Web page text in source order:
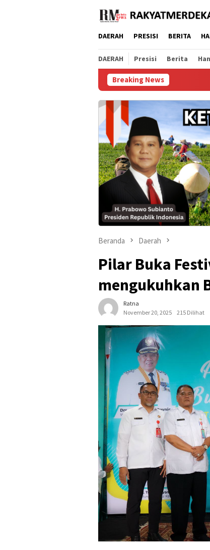
DAERAH PRESISI BERITA
DAERAH Presisi Berita
Breaking NewsHari Jadi ke-69
Beranda Daerah
Pilar Buka
mengukuhkan
Ratna
November 20, 2025
215 Dilihat